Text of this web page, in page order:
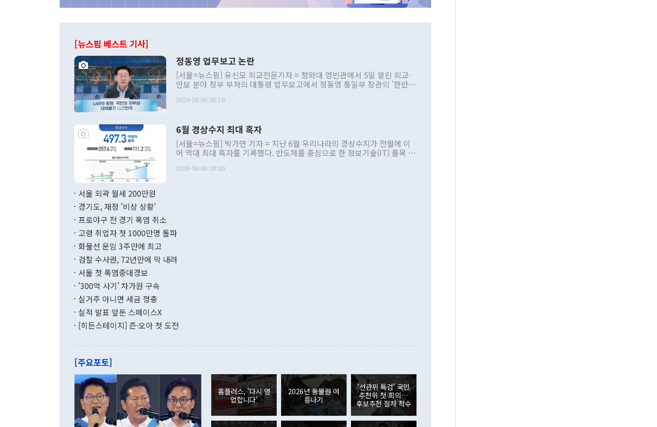
[뉴스핌 베스트 기사]
정동영 업무보고 논란
[서울=뉴스핌] 유신모 외교전문기자 = 청와대 영빈관에서 5일 열린 외교·
안보 분야 정부 부처의 대통령 업무보고에서 정동영 통일부 장관의 '한반도
발언 중에는 정부 내 조율을 거치지 않은 사안을 정책으로 추진하겠다고 공
주의적 희망에 근거한 비현실적 구상'이라는 비판을 내놨다. 그동안 정 장
관의 대북 정책 관련 발언이 물의를 빚은 적은 여러 번 있지만 대통령과 유
관 부처 장관이 공개적으로 부정적 입장을 표명한 것은 이례적이다. 정 장
관의 무리한 대북 접근법과 월권을 제어해야 한다는 목소리도 높아지고 있
다. [정동영 통일부 장관이 지난달 23일 오후 서울 종로구 정부서울청사에
무너졌다고도 했다. 또 "현 시점에서 흘러간 선(先)비핵화만 되뇌는 것은
함께 4자 대화의 동력을 확보하기 위해 최선을 다할 것"이라고 말했다. 하
"우리의 선의대로 하는 게 과연 한반도의 평화와 안정에 플러스냐, 결론적
관은 업무보고 사후 브리핑에서 정 장관이 언급한 '4자 회담'에 대해 "이상
이 9월 러시아 블라디보스토크에서 열리는 '동방경제포럼(EEF)'을 언급하
며 "정부 차원에서 (참석을) 검토하고 있다"고 발언한 데 대해서도 조 장관
은 "그것은 외교부의 몫"이라며 "아직 거기까지 진도가 나가지 않았다"고
잘랐다. 정 장관이 이날 소개한 대북 구상과 설명은 정부 내 조율을 거치지
않았다는 점에서 문제가 있다. 특히 주적 표현 대체와 국호 사용, 9·19 군
사합의 복원, 4자회담 추진 등은 통일부 장관이 결정할 사안이 아니어서 월
2026-08-06 06:10
6월 경상수지 최대 흑자
[서울=뉴스핌] 박가연 기자 = 지난 6월 우리나라의 경상수지가 전월에 이
어 역대 최대 흑자를 기록했다. 반도체를 중심으로 한 정보기술(IT) 품목 수
료=한국은행] 한국은행이 6일 발표한 '2026년 6월 국제수지(잠정)'에 따르
며 월간 기준 처음으로 1000억달러를 넘어섰다. 상품수입은 644억8000만
196.9% 급증했고 컴퓨터·주변기기(SSD)는 282.7% 증가했다. IT 품목
수출은 160.4% 늘었으며 비IT 품목도 ▲석유제품(47.5%) ▲화공품
기록했지만 지식재산권사용료수지는 전월 흑자에서 4억4000만달러 적자
로 전환됐다. 본원소득수지는 배당소득을 중심으로 32억7000만달러 흑자
는 배당수입이 늘어난 데다 전월 분기배당에 따른 기저효과로 배당지급이
였던 올해 3월(369억9000만달러)을 넘어선 것이다. 직접투자에서는 내국
인의 해외투자가 80억1000만달러, 외국인의 국내투자가 46억3000만달러
각각 증가했다. 증권투자에서는 외국인의 국내 주식 매도세가 이어졌다. 외
국인의 국내 주식 투자는 차익실현 매도 등의 영향으로 316억1000만달러
감소하며 전월(-310억5000만달러)에 이어 역대 최대 순매도 기록을 다시
경신했다. 외국인의 국내 채권투자는 세계국채지수(WGBI) 자금 유입에도
2026-08-06 08:00
서울 외곽 월세 200만원
경기도, 재정 '비상 상황'
프로야구 전 경기 폭염 취소
고령 취업자 첫 1000만명 돌파
화물선 운임 3주만에 최고
검찰 수사권, 72년만에 막 내려
서울 첫 폭염중대경보
'300억 사기' 차가원 구속
실거주 아니면 세금 껑충
실적 발표 앞둔 스페이스X
[히든스테이지] 즌·오아 첫 도전
[주요포토]
홈플러스, '다시 영
업합니다'
2026년 동물원 여
름나기
'선관위 특검' 국민
추천위 첫 회의…
후보추천 절차 착수